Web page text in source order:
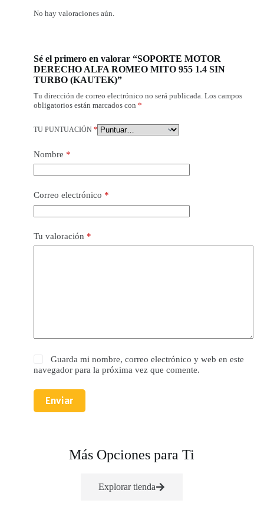
No hay valoraciones aún.
Sé el primero en valorar “SOPORTE MOTOR
DERECHO ALFA ROMEO MITO 955 1.4 SIN
TURBO (KAUTEK)”
Tu dirección de correo electrónico no será publicada. Los campos
obligatorios están marcados con *
TU PUNTUACIÓN *
Nombre *
Correo electrónico *
Tu valoración *
Guarda mi nombre, correo electrónico y web en este
navegador para la próxima vez que comente.
Enviar
Más Opciones para Ti
Explorar tienda